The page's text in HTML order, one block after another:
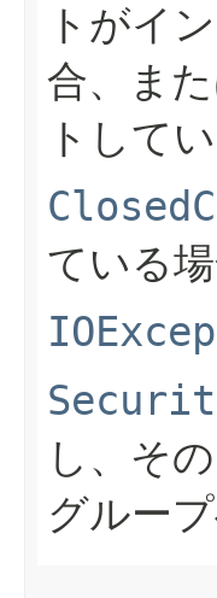
トがイ
合、ま
トして
ている
し、その
グルー